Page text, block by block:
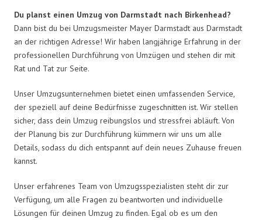
Du planst einen Umzug von Darmstadt nach Birkenhead?
Dann bist du bei Umzugsmeister Mayer Darmstadt aus Darmstadt
an der richtigen Adresse! Wir haben langjährige Erfahrung in der
professionellen Durchführung von Umzügen und stehen dir mit
Rat und Tat zur Seite.
Unser Umzugsunternehmen bietet einen umfassenden Service,
der speziell auf deine Bedürfnisse zugeschnitten ist. Wir stellen
sicher, dass dein Umzug reibungslos und stressfrei abläuft. Von
der Planung bis zur Durchführung kümmern wir uns um alle
Details, sodass du dich entspannt auf dein neues Zuhause freuen
kannst.
Unser erfahrenes Team von Umzugsspezialisten steht dir zur
Verfügung, um alle Fragen zu beantworten und individuelle
Lösungen für deinen Umzug zu finden. Egal ob es um den